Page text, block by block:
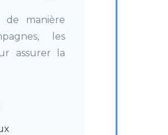
manière
les
assurer la